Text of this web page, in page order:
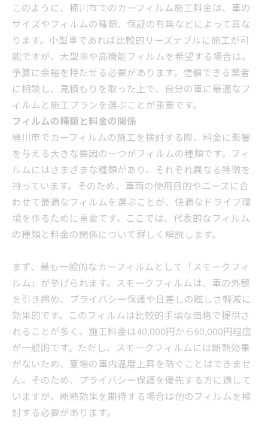
このように、桶川市でのカーフィルム施工料金は、車の
サイズやフィルムの種類、保証の有無などによって異な
ります。小型車であれば比較的リーズナブルに施工が可
能ですが、大型車や高機能フィルムを希望する場合は、
予算に余裕を持たせる必要があります。信頼できる業者
に相談し、見積もりを取った上で、自分の車に最適なフ
ィルムと施工プランを選ぶことが重要です。
フィルムの種類と料金の関係
桶川市でカーフィルムの施工を検討する際、料金に影響
を与える大きな要因の一つがフィルムの種類です。フィ
ルムにはさまざまな種類があり、それぞれ異なる特徴を
持っています。そのため、車両の使用目的やニーズに合
わせて最適なフィルムを選ぶことが、快適なドライブ環
境を作るために重要です。ここでは、代表的なフィルム
の種類と料金の関係について詳しく解説します。
まず、最も一般的なカーフィルムとして「スモークフィ
ルム」が挙げられます。スモークフィルムは、車の外観
を引き締め、プライバシー保護や日差しの眩しさ軽減に
効果的です。このフィルムは比較的手頃な価格で提供さ
れることが多く、施工料金は40,000円から60,000円程度
が一般的です。ただし、スモークフィルムには断熱効果
がないため、夏場の車内温度上昇を防ぐことはできませ
ん。そのため、プライバシー保護を優先する方に適して
いますが、断熱効果を期待する場合は他のフィルムを検
討する必要があります。